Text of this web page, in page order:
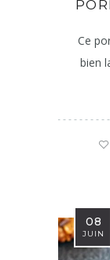
Ce
bien
08
JUIN